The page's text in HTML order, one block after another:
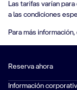
Las tarifas varían
a las condiciones
Para más
Reserva ahora
Información